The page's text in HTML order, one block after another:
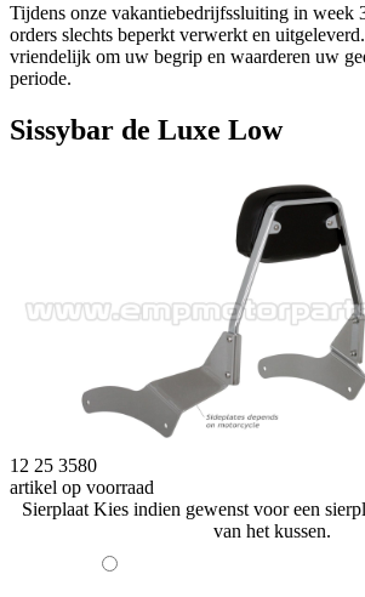
Tijdens onze vakantiebedrijfssluiting in week
orders slechts beperkt verwerkt en
vriendelijk om uw begrip en waarderen uw
periode.
Sissybar de Luxe Low
12 25 3580
artikel op voorraad
Sierplaat Kies indien gewenst voor een
van het kussen.